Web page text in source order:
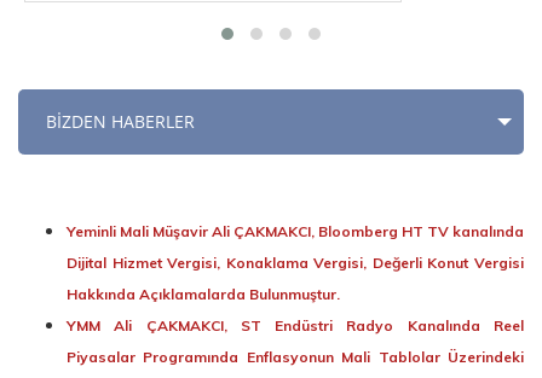
BİZDEN HABERLER
Yeminli Mali Müşavir Ali ÇAKMAKCI, Bloomberg HT TV kanalında
Dijital Hizmet Vergisi, Konaklama Vergisi, Değerli Konut Vergisi
Hakkında Açıklamalarda Bulunmuştur.
YMM Ali ÇAKMAKCI, ST Endüstri Radyo Kanalında Reel
Piyasalar Programında Enflasyonun Mali Tablolar Üzerindeki